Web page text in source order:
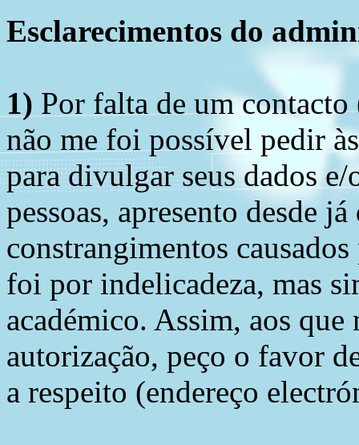
Esclarecimentos do
1) Por falta de um
não me foi possível pedir
para divulgar seus dados
pessoas, apresento desde
constrangimentos
foi por indelicadeza, mas
académico. Assim, aos
autorização, peço o favor
a respeito (endereço